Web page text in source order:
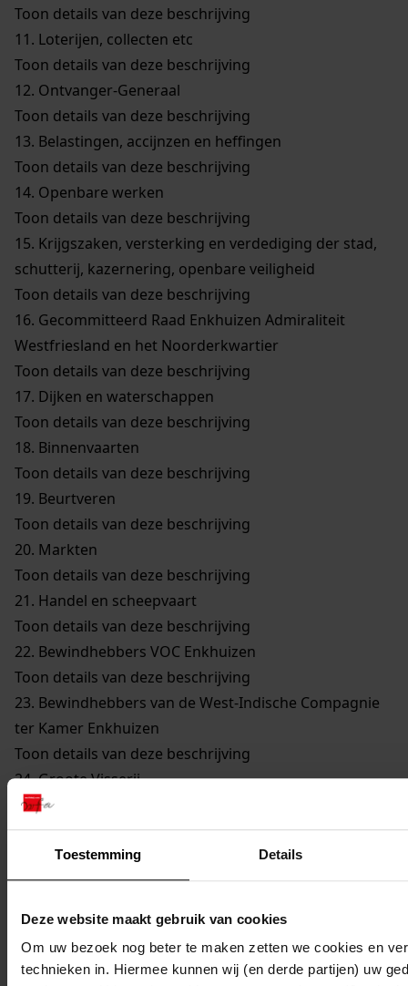
Toestemming Details
Deze website maakt gebruik van cookies
Om uw bezoek nog beter te maken zetten we cookies en
technieken in. Hiermee kunnen wij (en derde partijen) uw
Toon details van deze beschrijving
11. Loterijen, collecten etc
Toon details van deze beschrijving
12. Ontvanger-Generaal
Toon details van deze beschrijving
13. Belastingen, accijnzen en heffingen
Toon details van deze beschrijving
14. Openbare werken
Toon details van deze beschrijving
15. Krijgszaken, versterking en verdediging der stad,
schutterij, kazernering, openbare veiligheid
Toon details van deze beschrijving
16. Gecommitteerd Raad Enkhuizen Admiraliteit
Westfriesland en het Noorderkwartier
Toon details van deze beschrijving
17. Dijken en waterschappen
Toon details van deze beschrijving
18. Binnenvaarten
Toon details van deze beschrijving
19. Beurtveren
Toon details van deze beschrijving
20. Markten
Toon details van deze beschrijving
21. Handel en scheepvaart
Toon details van deze beschrijving
22. Bewindhebbers VOC Enkhuizen
Toon details van deze beschrijving
23. Bewindhebbers van de West-Indische Compagnie
ter Kamer Enkhuizen
Toon details van deze beschrijving
24.Groote Visserij
Toon details van deze beschrijving
25.Walvisvaarders
Toon details van deze beschrijving
26.Gilden en Neringen
Toon details van deze beschrijving